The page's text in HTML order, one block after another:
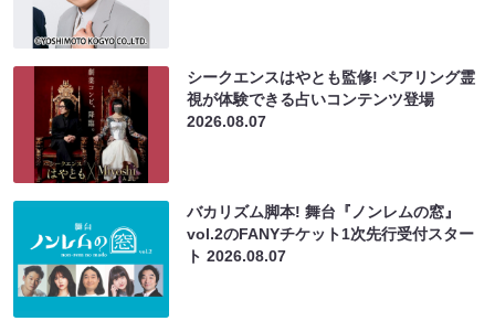
シークエンスはやとも監修! ペアリング霊
視が体験できる占いコンテンツ登場
2026.08.07
バカリズム脚本! 舞台『ノンレムの窓』
vol.2のFANYチケット1次先行受付スター
ト2026.08.07